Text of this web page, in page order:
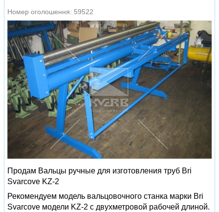
Номер оголошення: 59522
Продам Вальцы ручные для изготовления труб Bri
Svarcove KZ-2
Рекомендуем модель вальцовочного станка марки Bri
Svarcove модели KZ-2 с двухметровой рабочей длиной.